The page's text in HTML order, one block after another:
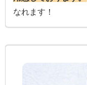
なれます！